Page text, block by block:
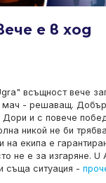
е в ход
всъщност вече
мач - решаващ.
и с повече
никой не би
на екипа е
не е за изгаряне. U
съща ситуация -